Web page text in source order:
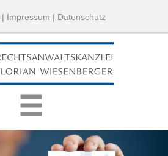
| Impressum | Datenschutz